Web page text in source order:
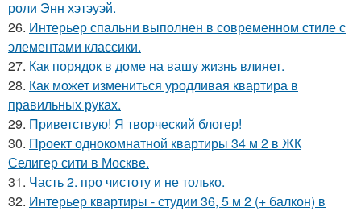
роли Энн хэтэуэй.
26. Интерьер спальни выполнен в современном стиле с
элементами классики.
27. Как порядок в доме на вашу жизнь влияет.
28. Как может измениться уродливая квартира в
правильных руках.
29. Приветствую! Я творческий блогер!
30. Проект однокомнатной квартиры 34 м 2 в ЖК
Селигер сити в Москве.
31. Часть 2. про чистоту и не только.
32. Интерьер квартиры - студии 36, 5 м 2 (+ балкон) в